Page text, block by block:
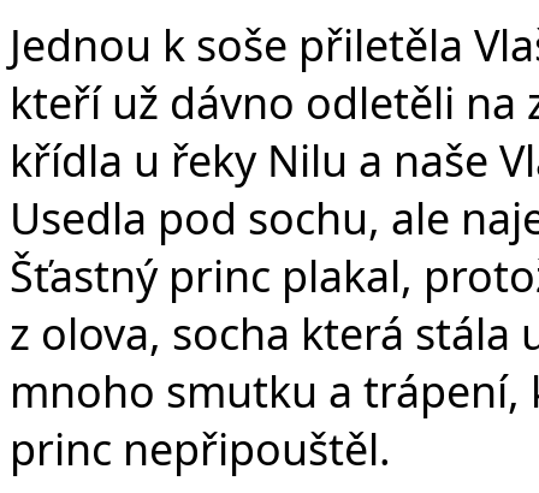
Jednou k soše přiletěla
kteří už dávno odletěli na
křídla u řeky Nilu a naše
Usedla pod sochu, ale
Šťastný princ plakal,
z olova, socha která
mnoho smutku a trápení,
princ nepřipouštěl.